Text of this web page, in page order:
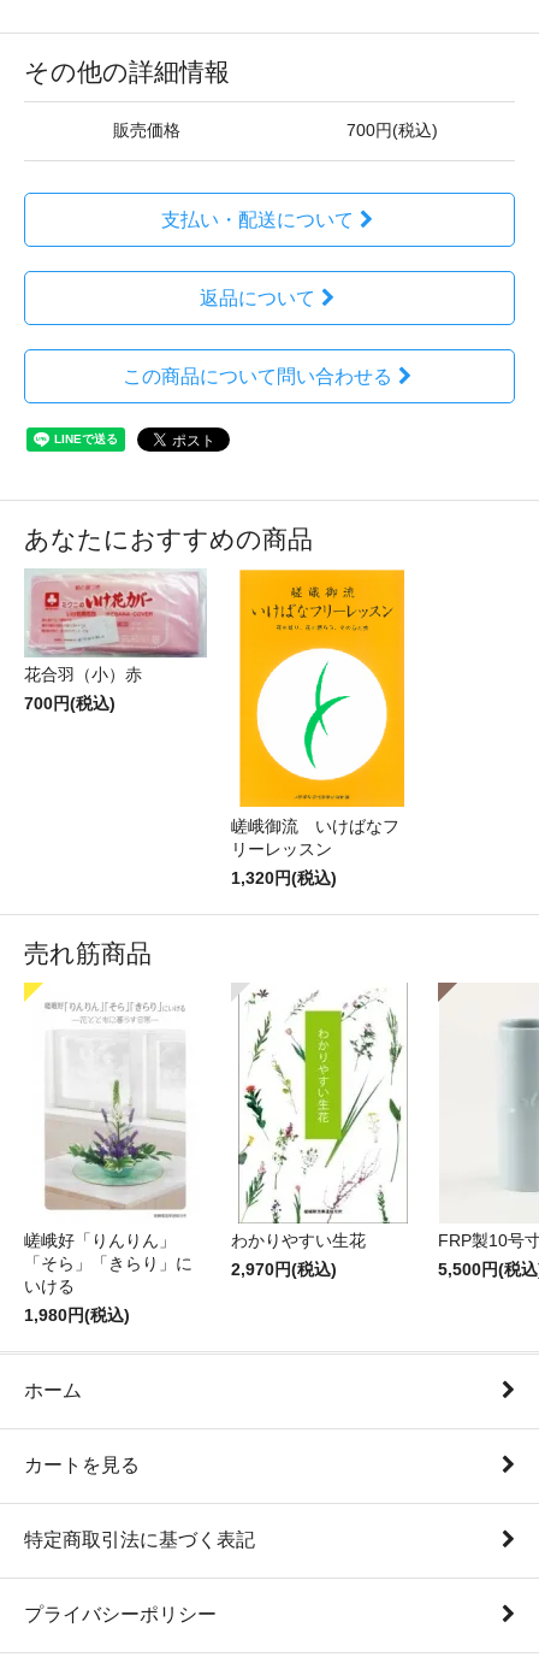
その他の詳細情報
販売価格 700円(税込)
支払い・配送について
返品について
この商品について問い合わせる
あなたにおすすめの商品
花合羽（小）赤
700円(税込)
嵯峨御流 いけばなフ
リーレッスン
1,320円(税込)
売れ筋商品
嵯峨好「りんりん」
「そら」「きらり」に
いける
1,980円(税込)
わかりやすい生花
2,970円(税込)
FRP製10号
5,500円(税
ホーム
カートを見る
特定商取引法に基づく表記
プライバシーポリシー